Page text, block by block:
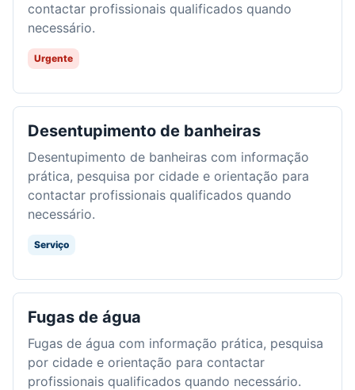
contactar profissionais qualificados quando
necessário.
Urgente
Desentupimento de banheiras
Desentupimento de banheiras com informação
prática, pesquisa por cidade e orientação para
contactar profissionais qualificados quando
necessário.
Serviço
Fugas de água
Fugas de água com informação prática, pesquisa
por cidade e orientação para contactar
profissionais qualificados quando necessário.